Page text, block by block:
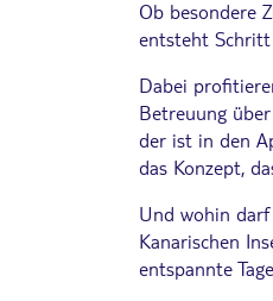
Ob besondere
entsteht Schritt
Dabei
Betreuung
der ist in den
das Konzept,
Und wohin darf
Kanarischen
entspannte